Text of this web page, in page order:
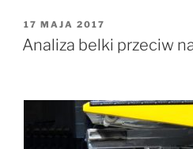
OPUBLIKOWANE
W
17 MAJA 2017
Analiza belki przeciw